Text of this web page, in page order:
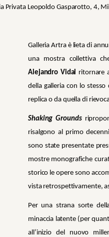
Privata Leopoldo Gasparotto, 4,
Galleria Artra è lieta di
una mostra collettiva
Alejandro Vidal ritornare
della galleria con lo
replica o da quella di
Shaking Grounds
risalgono al primo
sono state presentate
mostre monografiche
storico le opere sono
vista retrospettivamente,
Per una strana sorte
minaccia latente (per
all’inizio del nuovo